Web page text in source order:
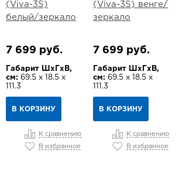
(Viva-3S)
белый/зеркало
7 699 руб.
Габарит ШхГхВ,
см: 69.5 х 18.5 х
111.3
В КОРЗИНУ
К сравнению
В избранное
(Viva-3S) венге/
зеркало
7 699 руб.
Габарит ШхГхВ,
см: 69.5 х 18.5 х
111.3
В КОРЗИНУ
К сравнению
В избранное